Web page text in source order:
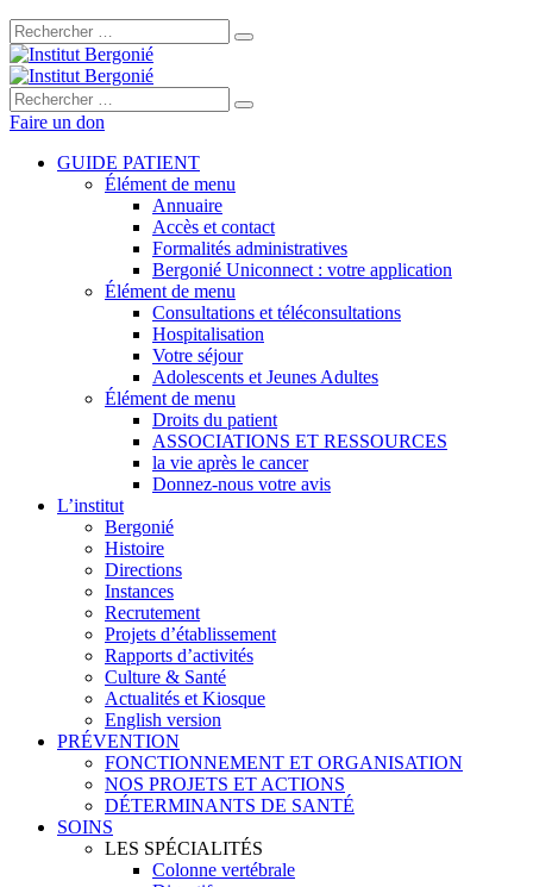
Rechercher :
Rechercher :
Faire un don
GUIDE PATIENT
Élément de menu
Annuaire
Accès et contact
Formalités administratives
Bergonié Uniconnect : votre application
Élément de menu
Consultations et téléconsultations
Hospitalisation
Votre séjour
Adolescents et Jeunes Adultes
Élément de menu
Droits du patient
ASSOCIATIONS ET RESSOURCES
la vie après le cancer
Donnez-nous votre avis
L’institut
Bergonié
Histoire
Directions
Instances
Recrutement
Projets d’établissement
Rapports d’activités
Culture & Santé
Actualités et Kiosque
English version
PRÉVENTION
FONCTIONNEMENT ET ORGANISATION
NOS PROJETS ET ACTIONS
DÉTERMINANTS DE SANTÉ
SOINS
LES SPÉCIALITÉS
Colonne vertébrale